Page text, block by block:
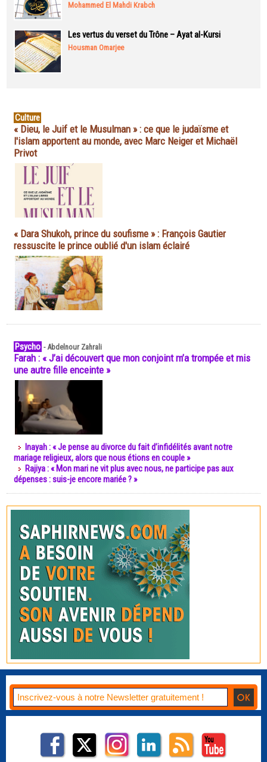
Mohammed El Mahdi Krabch
Les vertus du verset du Trône – Ayat al-Kursi
Housman Omarjee
Culture
« Dieu, le Juif et le Musulman » : ce que le judaïsme et
l'islam apportent au monde, avec Marc Neiger et Michaël
Privot
« Dara Shukoh, prince du soufisme » : François Gautier
ressuscite le prince oublié d'un islam éclairé
Psycho -Abdelnour Zahrali
Farah : « J’ai découvert que mon conjoint m’a trompée et mis
une autre fille enceinte »
Inayah : « Je pense au divorce du fait d’infidélités avant notre
mariage religieux, alors que nous étions en couple »
Rajiya : « Mon mari ne vit plus avec nous, ne participe pas aux
dépenses : suis-je encore mariée ? »